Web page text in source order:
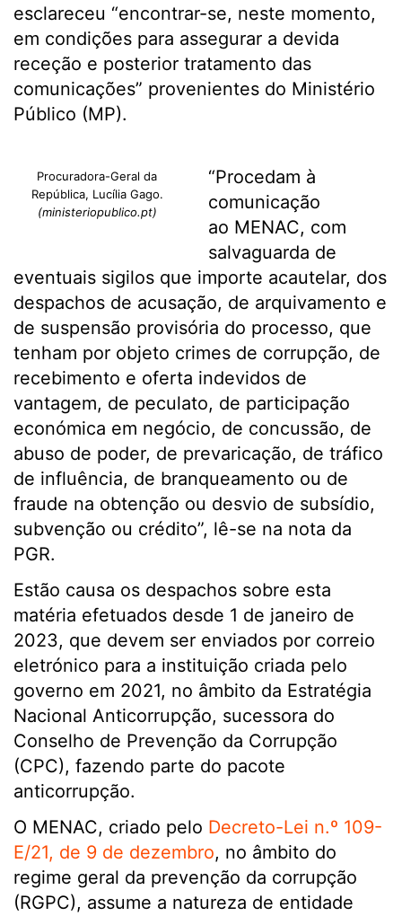
esclareceu “encontrar-se, neste momento,
em condições para assegurar a devida
receção e posterior tratamento das
comunicações” provenientes do Ministério
Público (MP).
Procuradora-Geral da
República, Lucília Gago.
(ministeriopublico.pt)
“Procedam à
comunicação
ao MENAC, com
salvaguarda de
eventuais sigilos que importe acautelar, dos
despachos de acusação, de arquivamento e
de suspensão provisória do processo, que
tenham por objeto crimes de corrupção, de
recebimento e oferta indevidos de
vantagem, de peculato, de participação
económica em negócio, de concussão, de
abuso de poder, de prevaricação, de tráfico
de influência, de branqueamento ou de
fraude na obtenção ou desvio de subsídio,
subvenção ou crédito”, lê-se na nota da
PGR.
Estão causa os despachos sobre esta
matéria efetuados desde 1 de janeiro de
2023, que devem ser enviados por correio
eletrónico para a instituição criada pelo
governo em 2021, no âmbito da Estratégia
Nacional Anticorrupção, sucessora do
Conselho de Prevenção da Corrupção
(CPC), fazendo parte do pacote
anticorrupção.
O MENAC, criado pelo Decreto-Lei n.º 109-
E/21, de 9 de dezembro, no âmbito do
regime geral da prevenção da corrupção
(RGPC), assume a natureza de entidade